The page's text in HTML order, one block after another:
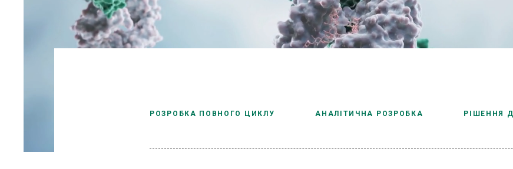
РОЗРОБКА ПОВНОГО ЦИКЛУ АНАЛІТИЧНА РОЗРОБКА РІШЕННЯ